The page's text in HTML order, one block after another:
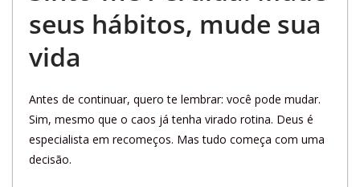
seus hábitos, mude sua
vida
Antes de continuar, quero te lembrar: você pode mudar.
Sim, mesmo que o caos já tenha virado rotina. Deus é
especialista em recomeços. Mas tudo começa com uma
decisão.